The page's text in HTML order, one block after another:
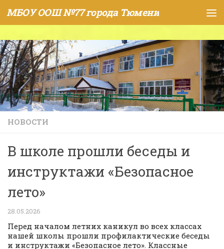
Skip to content
МБОУ ООШ №77 города Тюмени
НОВОСТИ
В школе прошли беседы и
инструктажи «Безопасное
лето»
28.05.2026
Перед началом летних каникул во всех классах
нашей школы прошли профилактические беседы
и инструктажи «Безопасное лето». Классные